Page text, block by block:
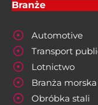
Branże
Automotive
Transport
Lotnictwo
Branża morska
Obróbka stali